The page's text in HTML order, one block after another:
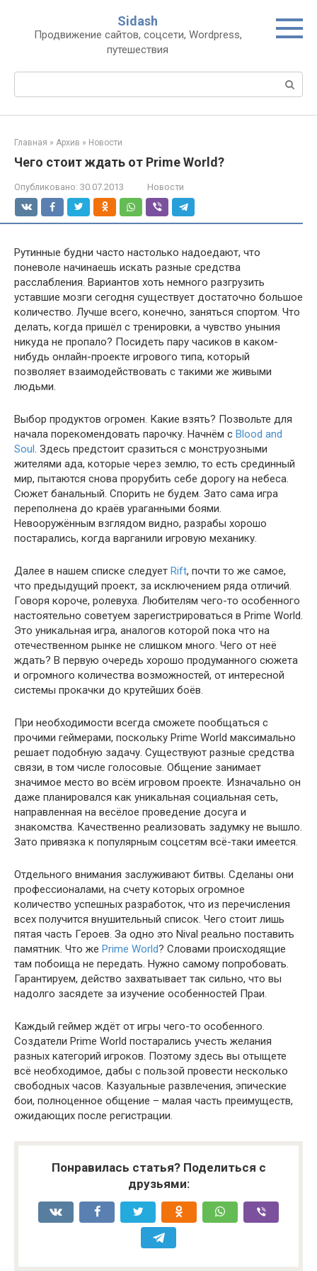
контенту
Sidash
Продвижение сайтов, соцсети, Wordpress,
путешествия
Главная » Архив » Новости
Чего стоит ждать от Prime World?
Опубликовано: 30.07.2013 Новости
Рутинные будни часто настолько надоедают, что
поневоле начинаешь искать разные средства
расслабления. Вариантов хоть немного разгрузить
уставшие мозги сегодня существует достаточно большое
количество. Лучше всего, конечно, заняться спортом. Что
делать, когда пришёл с тренировки, а чувство уныния
никуда не пропало? Посидеть пару часиков в каком-
нибудь онлайн-проекте игрового типа, который
позволяет взаимодействовать с такими же живыми
людьми.
Выбор продуктов огромен. Какие взять? Позвольте для
начала порекомендовать парочку. Начнём с Blood and
Soul. Здесь предстоит сразиться с монструозными
жителями ада, которые через землю, то есть срединный
мир, пытаются снова прорубить себе дорогу на небеса.
Сюжет банальный. Спорить не будем. Зато сама игра
переполнена до краёв ураганными боями.
Невооружённым взглядом видно, разрабы хорошо
постарались, когда варганили игровую механику.
Далее в нашем списке следует Rift, почти то же самое,
что предыдущий проект, за исключением ряда отличий.
Говоря короче, ролевуха. Любителям чего-то особенного
настоятельно советуем зарегистрироваться в Prime World.
Это уникальная игра, аналогов которой пока что на
отечественном рынке не слишком много. Чего от неё
ждать? В первую очередь хорошо продуманного сюжета
и огромного количества возможностей, от интересной
системы прокачки до крутейших боёв.
При необходимости всегда сможете пообщаться с
прочими геймерами, поскольку Prime World максимально
решает подобную задачу. Существуют разные средства
связи, в том числе голосовые. Общение занимает
значимое место во всём игровом проекте. Изначально он
даже планировался как уникальная социальная сеть,
направленная на весёлое проведение досуга и
знакомства. Качественно реализовать задумку не вышло.
Зато привязка к популярным соцсетям всё-таки имеется.
Отдельного внимания заслуживают битвы. Сделаны они
профессионалами, на счету которых огромное
количество успешных разработок, что из перечисления
всех получится внушительный список. Чего стоит лишь
пятая часть Героев. За одно это Nival реально поставить
памятник. Что же Prime World? Словами происходящие
там побоища не передать. Нужно самому попробовать.
Гарантируем, действо захватывает так сильно, что вы
надолго засядете за изучение особенностей Праи.
Каждый геймер ждёт от игры чего-то особенного.
Создатели Prime World постарались учесть желания
разных категорий игроков. Поэтому здесь вы отыщете
всё необходимое, дабы с пользой провести несколько
свободных часов. Казуальные развлечения, эпические
бои, полноценное общение – малая часть преимуществ,
ожидающих после регистрации.
Понравилась статья? Поделиться с
друзьями: